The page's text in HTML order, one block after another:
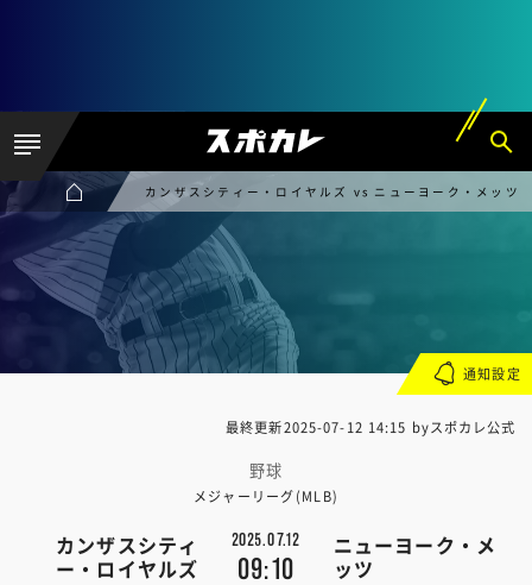
カンザスシティー・ロイヤルズ vs ニューヨーク・メッツ
最終更新2025-07-12 14:15 byスポカレ公式
野球
メジャーリーグ(MLB)
カンザスシティ
ー・ロイヤルズ
2025.07.12
09:10
ニューヨーク・メ
ッツ
通知設定